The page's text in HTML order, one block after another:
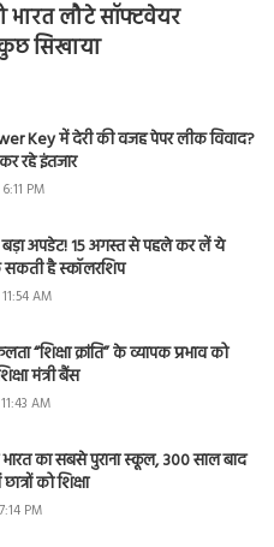
भारत लौटे सॉफ्टवेयर
सिखाया
Key में देरी की वजह पेपर लीक विवाद?
रहे इंतजार
PM
बड़ा अपडेट! 15 अगस्त से पहले कर लें ये
है स्कॉलरशिप
AM
“शिक्षा क्रांति” के व्यापक प्रभाव को
मंत्री बैंस
AM
का सबसे पुराना स्कूल, 300 साल बाद
को शिक्षा
PM